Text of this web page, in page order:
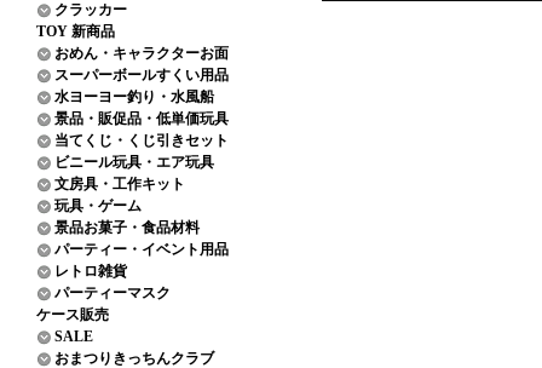
クラッカー
TOY 新商品
おめん・キャラクターお面
スーパーボールすくい用品
水ヨーヨー釣り・水風船
景品・販促品・低単価玩具
当てくじ・くじ引きセット
ビニール玩具・エア玩具
文房具・工作キット
玩具・ゲーム
景品お菓子・食品材料
パーティー・イベント用品
レトロ雑貨
パーティーマスク
ケース販売
SALE
おまつりきっちんクラブ